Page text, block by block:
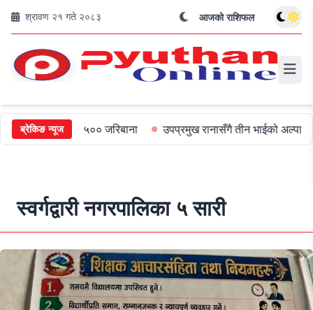
श्रावण २१ गते २०८३ आजको राशिफल
ब्रेकिङ न्यूज५०० जरिबाना उपप्रमुख रानासँगै तीन भाईको अल्पायुमै दुखद
स्वर्गद्वारी नगरपालिका ५ सारी